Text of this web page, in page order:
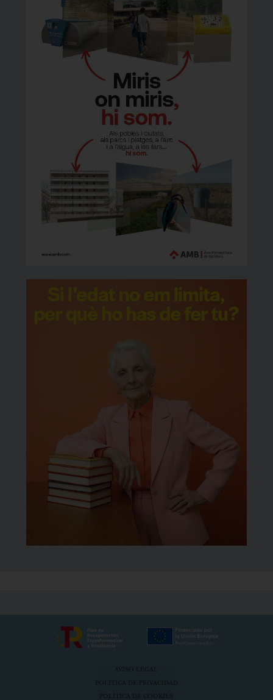
AVISO LEGAL
POLÍTICA DE PRIVACIDAD
POLÍTICA DE COOKIES